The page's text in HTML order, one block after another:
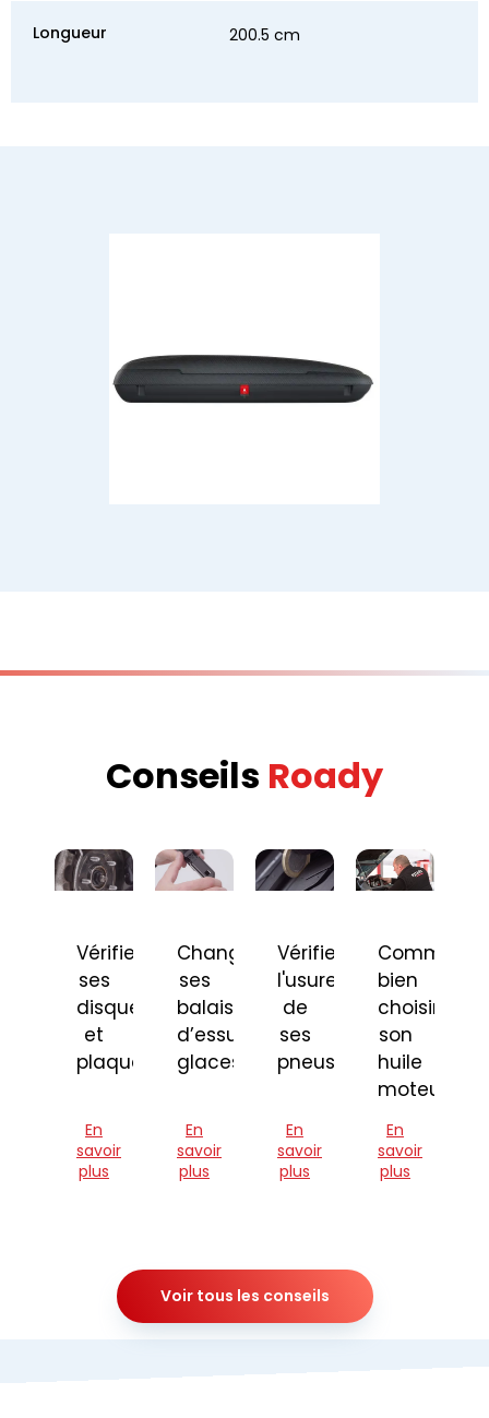
Longueur 200.5 cm
Conseils Roady
Vérifier
ses
disques
et
plaquettes
En
savoir
plus
Changer
ses
balais
d’essuie-
glaces
En
savoir
plus
Vérifier
l'usure
de
ses
pneus
En
savoir
plus
Comment
bien
choisir
son
huile
moteur
En
savoir
plus
Voir tous les conseils